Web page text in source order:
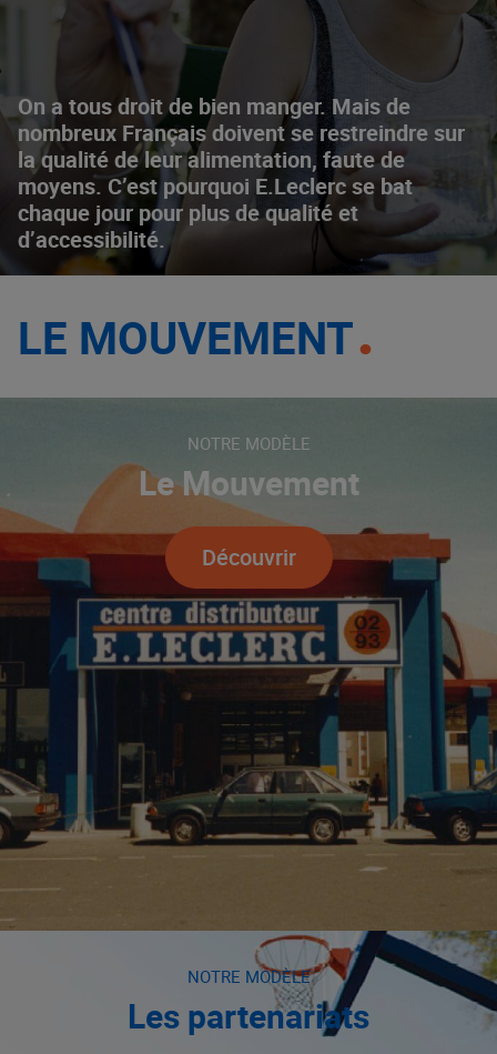
On a tous droit de bien manger. Mais de
nombreux Français doivent se restreindre sur
la qualité de leur alimentation, faute de
moyens. C’est pourquoi E.Leclerc se bat
chaque jour pour plus de qualité et
d’accessibilité.
LE MOUVEMENT
NOTRE MODÈLE
Le Mouvement
Découvrir
NOTRE MODÈLE
Les partenariats